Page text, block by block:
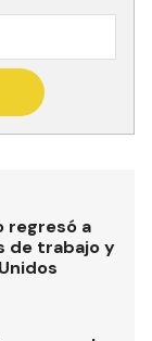
regresó a
de trabajo y